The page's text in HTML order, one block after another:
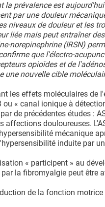
prévalence est
par une douleur
niveaux de douleur et les
liée mais peut entraîner
norepinephrine (IRSN)
que l'électro-
opioïdes et de
une nouvelle cible
les effets moléculaires de
« canal ionique à
de précédentes études :
douloureuses.
mécanique
induite par
« participent » au
la fibromyalgie peut être
de la fonction